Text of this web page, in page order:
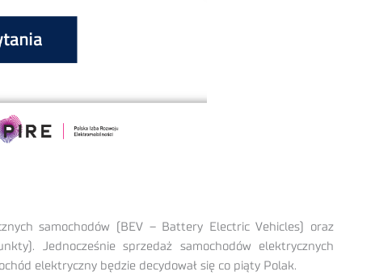
samochodów (BEV – Battery Electric Vehicles) oraz
Jednocześnie sprzedaż samochodów elektrycznych
elektryczny będzie decydował się co piąty Polak.